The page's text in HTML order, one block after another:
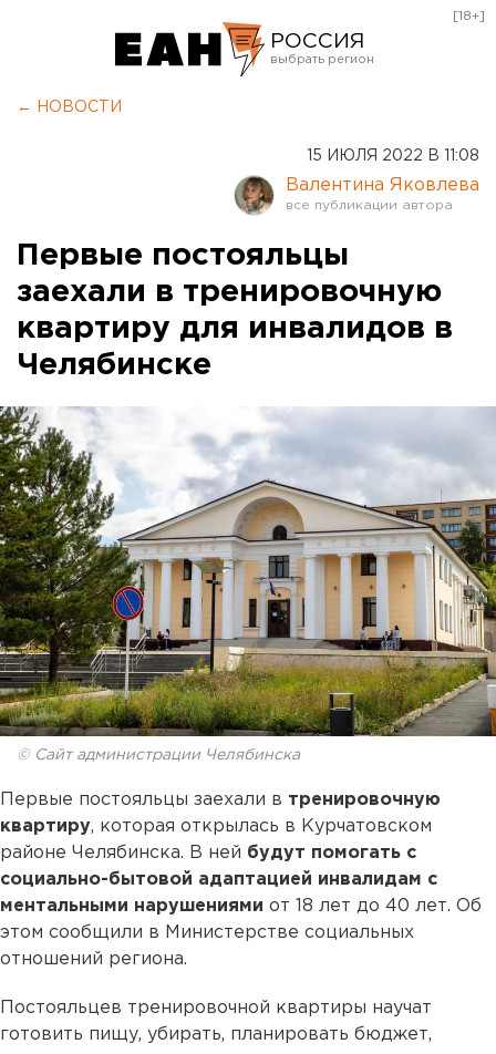
РОССИЯ
Оренбург
[18+]
← НОВОСТИ
15 ИЮЛЯ 2022 В 11:08
Валентина Яковлева
Первые постояльцы
заехали в тренировочную
квартиру для инвалидов в
Челябинске
© Сайт администрации Челябинска
Первые постояльцы заехали в тренировочную
квартиру, которая открылась в Курчатовском
районе Челябинска. В ней будут помогать с
социально-бытовой адаптацией инвалидам с
ментальными нарушениями от 18 лет до 40 лет. Об
этом сообщили в Министерстве социальных
отношений региона.
Постояльцев тренировочной квартиры научат
готовить пищу, убирать, планировать бюджет,